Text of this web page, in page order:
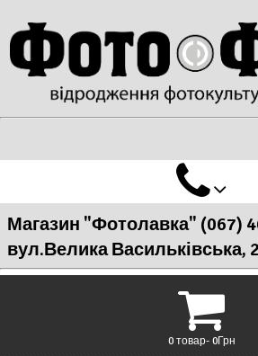
Магазин "Фотолавка" (067)
вул.Велика Васильківська,
0 товар- 0Грн